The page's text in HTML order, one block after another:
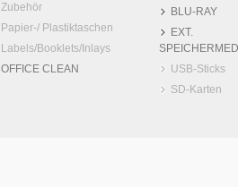
Zubehör
Papier-/ Plastiktaschen
Labels/Booklets/Inlays
OFFICE CLEAN
BLU-RAY
EXT.
USB-Sticks
SD-Karten